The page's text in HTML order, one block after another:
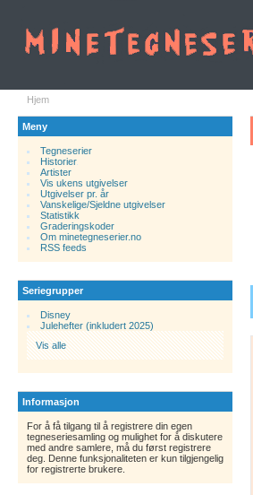
Hjem
Meny
Tegneserier
Historier.
Artister
Vis ukens utgivelser
Utgivelser pr. år
Vanskelige/Sjeldne utgivelser
Statistikk
Graderingskoder
Om minetegneserier.no
RSS feeds
Seriegrupper
Disney
Julehefter (inkludert 2025)
Vis alle
Informasjon
For å få tilgang til å registrere din egen
tegneseriesamling og mulighet for å diskutere
med andre samlere, må du først registrere
deg. Denne funksjonaliteten er kun tilgjengelig
for registrerte brukere.